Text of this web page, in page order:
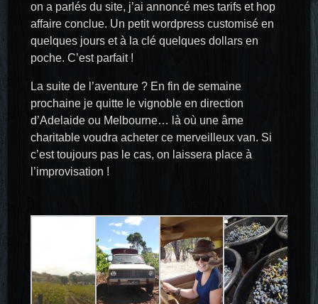
on a parlés du site, j’ai annoncé mes tarifs et hop
affaire conclue. Un petit wordpress customisé en
quelques jours et à la clé quelques dollars en
poche. C’est parfait !
La suite de l’aventure ? En fin de semaine
prochaine je quitte le vignoble en direction
d’Adelaide ou Melbourne… là où une âme
charitable voudra acheter ce merveilleux van. Si
c’est toujours pas le cas, on laissera place à
l’improvisation !